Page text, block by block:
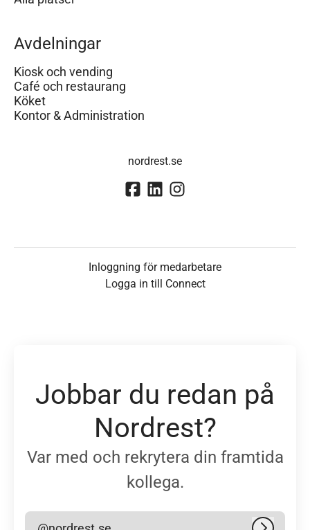
Avdelningar
Kiosk och vending
Café och restaurang
Köket
Kontor & Administration
nordrest.se
Inloggning för medarbetare
Logga in till Connect
Jobbar du redan på
Nordrest?
Var med och rekrytera din framtida
kollega.